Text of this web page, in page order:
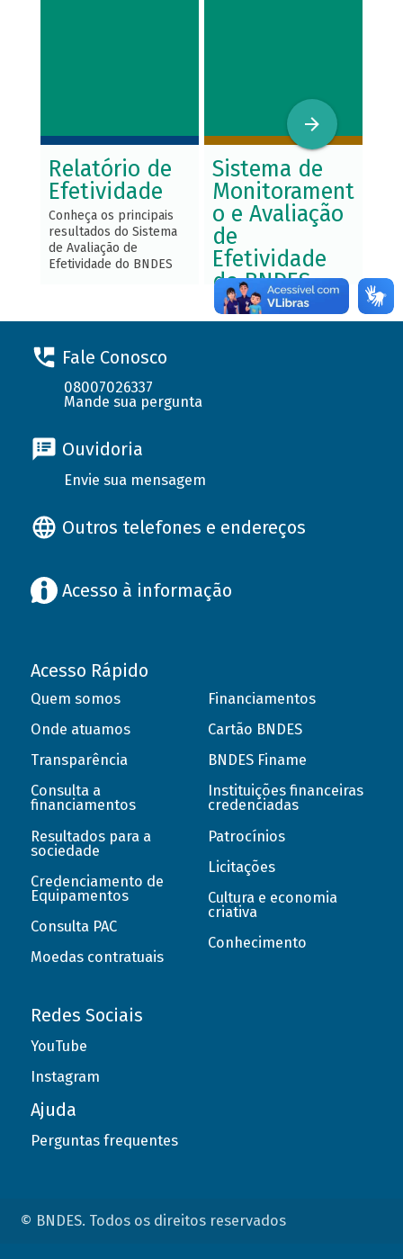
Relatório de
Efetividade
Conheça os principais
resultados do Sistema
de Avaliação de
Efetividade do BNDES
Sistema de
Monitorament
o e Avaliação
de
Efetividade
do BNDES
Entenda o Sistema de
Monitoramento e
Fale Conosco
08007026337
Mande sua pergunta
Ouvidoria
Envie sua mensagem
Outros telefones e endereços
Acesso à informação
Acesso Rápido
Quem somos
Onde atuamos
Transparência
Consulta a
financiamentos
Resultados para a
sociedade
Credenciamento de
Equipamentos
Consulta PAC
Moedas contratuais
Financiamentos
Cartão BNDES
BNDES Finame
Instituições financeiras
credenciadas
Patrocínios
Licitações
Cultura e economia
criativa
Conhecimento
Redes Sociais
YouTube
Instagram
Ajuda
Perguntas frequentes
© BNDES. Todos os direitos reservados